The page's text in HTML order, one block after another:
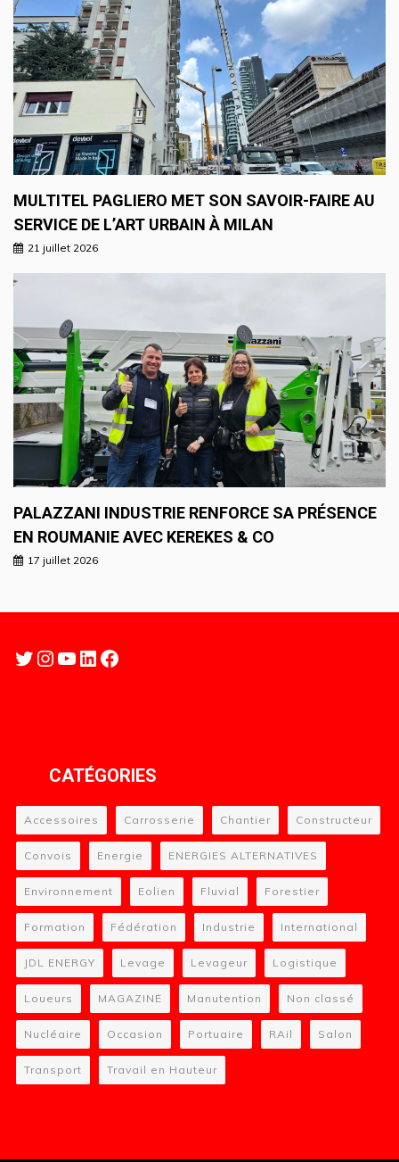
MULTITEL PAGLIERO MET SON SAVOIR-FAIRE AU
SERVICE DE L’ART URBAIN À MILAN
21 juillet 2026
PALAZZANI INDUSTRIE RENFORCE SA PRÉSENCE
EN ROUMANIE AVEC KEREKES & CO
17 juillet 2026
Twitter
Instagram
YouTube
LinkedIn
Facebook
CATÉGORIES
Accessoires Carrosserie Chantier Constructeur
Convois Energie ENERGIES ALTERNATIVES
Environnement Eolien Fluvial Forestier
Formation Fédération Industrie International
JDL ENERGY Levage Levageur Logistique
Loueurs MAGAZINE Manutention Non classé
Nucléaire Occasion Portuaire RAil Salon
Transport Travail en Hauteur